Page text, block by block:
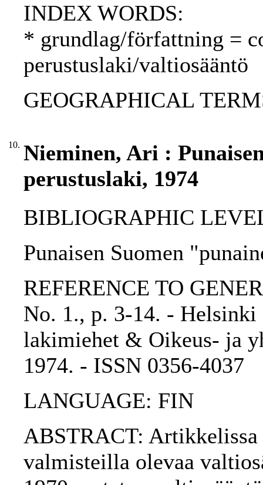
INDEX WORDS:
* grundlag/författning =
perustuslaki/valtiosääntö
GEOGRAPHICAL
10. Nieminen, Ari :
perustuslaki, 1974
BIBLIOGRAPHIC
Punaisen Suomen
REFERENCE TO
No. 1., p. 3-14. - Helsinki
lakimiehet & Oikeus- ja
1974. - ISSN 0356-4037
LANGUAGE: FIN
ABSTRACT: Artikkelissa
valmisteilla olevaa